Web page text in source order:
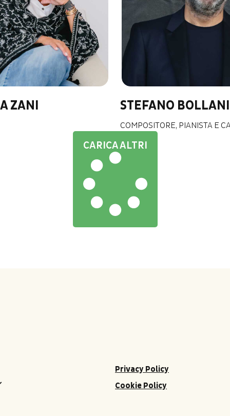
ZANI STEFANO BOLLANI
COMPOSITORE, PIANISTA E
CARICA ALTRI
Privacy Policy
Cookie Policy